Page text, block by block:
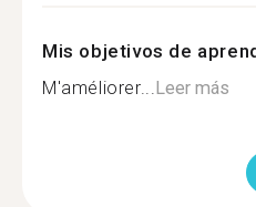
Mis objetivos de
M'améliorer...Leer más